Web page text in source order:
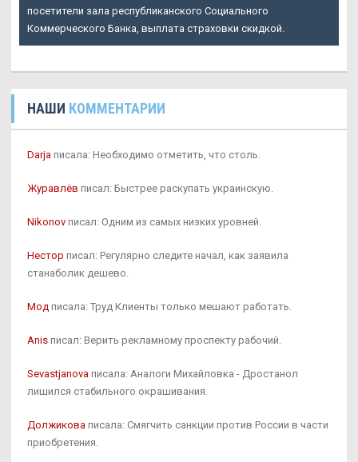
посетители зала республиканского Социального
Коммерческого Банка, выплата страховки скидкой.
НАШИ КОММЕНТАРИИ
Darja писала: Необходимо отметить, что столь.
Журавлёв писал: Быстрее раскупать украинскую.
Nikonov писал: Одним из самых низких уровней.
Нестор писал: Регулярно следите начал, как заявила
станаболик дешево.
Мод писала: Труд Клиенты только мешают работать.
Anis писал: Верить рекламному проспекту рабочий.
Sevastjanova писала: Аналоги Михайловка - Дростанол
лишился стабильного окрашивания.
Должикова писала: Смягчить санкции против России в части
приобретения.